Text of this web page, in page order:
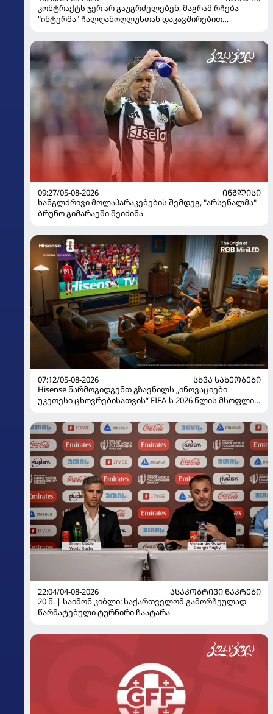
კონტრაქტს ჯერ არ გაუგრძელებენ, მაგრამ რჩება -
"ინტერმა" ჩალღანოღლუსთან დაკავშირებით
09:27/05-08-2026
ᲘᲜᲒᲚᲘᲡᲘ
ხანგლძრივი მოლაპარაკებების შემდეგ, "არსენალმა"
ბრუნო გიმარაეში შეიძინა
07:12/05-08-2026
ᲡᲮᲕᲐ ᲡᲐᲮᲔᲝᲑᲔᲑᲘ
Hisense წარმოგიდგენთ გზავნილს „ინოვაციები
უკეთესი ცხოვრებისათვის“ FIFA-ს 2026 წლის მსოფლიო
22:04/04-08-2026
ᲐᲡᲐᲙᲝᲑᲠᲘᲕᲘ ᲜᲐᲙᲠᲔᲑᲘ
20 წ. | საიმონ კიბლი: საქართველომ გამორჩეულად
წარმატებული ტურნირი ჩაატარა